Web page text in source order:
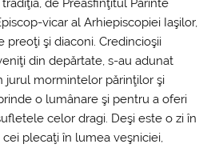
vicar al Arhiepiscopiei Iaşilor,
şi diaconi. Credincioşii
din depărtate, s-au adunat
jurul mormintelor părinţilor şi
o lumânare şi pentru a oferi
celor dragi. Deşi este o zi în
plecaţi în lumea veşniciei,